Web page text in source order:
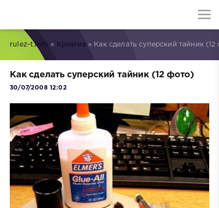
rulez-t.info » Креатив » Как сделать суперский тайник (12
Как сделать суперский тайник (12 фото)
30/07/2008 12:02